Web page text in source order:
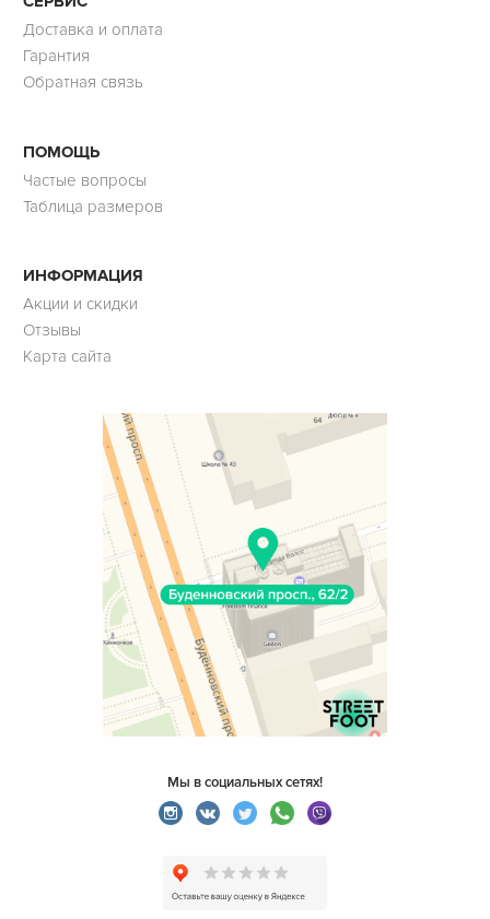
Доставка и оплата
Гарантия
Обратная связь
ПОМОЩЬ
Частые вопросы
Таблица размеров
ИНФОРМАЦИЯ
Акции и скидки
Отзывы
Карта сайта
Мы в социальных сетях!